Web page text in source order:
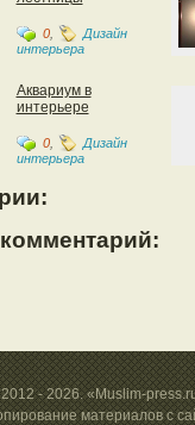
0,
Дизайн
интерьера
Аквариум в
интерьере
0,
Дизайн
интерьера
- 2026. «Muslim-
материалов с